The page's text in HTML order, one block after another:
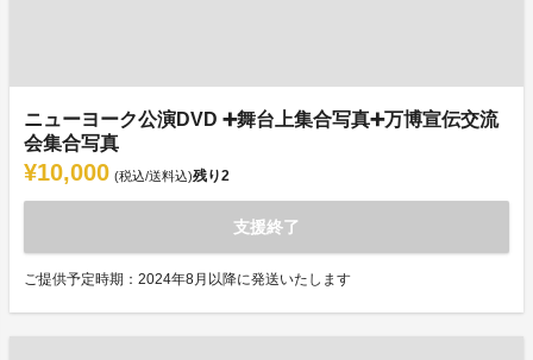
ニューヨーク公演DVD ➕舞台上集合写真➕万博宣伝交流
会集合写真
¥10,000 (税込/送料込)残り2
支援終了
ご提供予定時期：2024年8月以降に発送いたします